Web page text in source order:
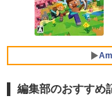
編集部のおすすめ